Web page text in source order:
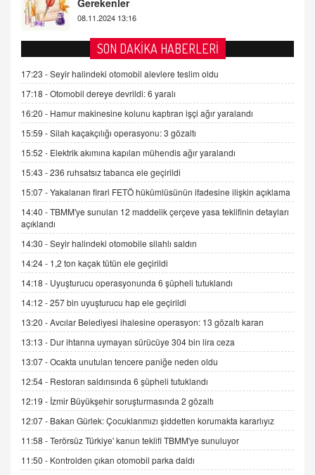
2 Kasım 2021 Salı 00:11
AV. DOĞAN CAN DOĞAN
Kişisel verilerin korunması ve dijital hukukun
gelişimi
SEHER EREK
Kış Ayları Geldi, Hangi Önlemler Alınmalı?
9.12.2025 10:11
İNCİ GÜL AKÖL
Trump Keşke Adana'yı da Ziyaret Etse...
06.07.2026 13:00
ADEM AKÖL
Esed Destekçilerinin Yüzüne Vurulan Şamar:
Sednaya
11.12.2024 12:30
DR. EKREM ASLAN
Gerçek Ne, Algı Ne? "Beraber Yürüyoruz"
Cümlesinin Peşinden
19.07.2025 12:45
GÖNÜL MENEKŞE
Şifacının Yolu
04.11.2025 12:56
AV. RÜMEYSA ÖZKALE
SON DAKİKA HABERLERİ
17:23 -Seyir halindeki otomobil alevlere teslim oldu
17:18 -Otomobil dereye devrildi: 6 yaralı
16:20 - Hamur makinesine kolunu kaptıran işçi ağır yaralandı
15:59 -Silah kaçakçılığı operasyonu: 3 gözaltı
15:52 - Elektrik akımına kapılan mühendis ağır yaralandı
15:43 -236 ruhsatsız tabanca ele geçirildi
15:07 -Yakalanan firari FETÖ hükümlüsünün ifadesine ilişkin açıklama
14:40 -TBMM'ye sunulan 12 maddelik çerçeve yasa teklifinin detayları
açıklandı
14:30 -Seyir halindeki otomobile silahlı saldırı
14:24 - 1,2 ton kaçak tütün ele geçirildi
14:18 - Uyuşturucu operasyonunda 6 şüpheli tutuklandı
14:12 -257 bin uyuşturucu hap ele geçirildi
13:20 -Avcılar Belediyesi ihalesine operasyon: 13 gözaltı kararı
13:13 - Dur ihtarına uymayan sürücüye 304 bin lira ceza
13:07 -Ocakta unutulan tencere paniğe neden oldu
12:54 - Restoran saldırısında 6 şüpheli tutuklandı
12:19 - İzmir Büyükşehir soruşturmasında 2 gözaltı
12:07 - Bakan Gürlek: Çocuklarımızı şiddetten korumakta kararlıyız
11:58 -Terörsüz Türkiye' kanun teklifi TBMM'ye sunuluyor
11:50 - Kontrolden çıkan otomobil parka daldı